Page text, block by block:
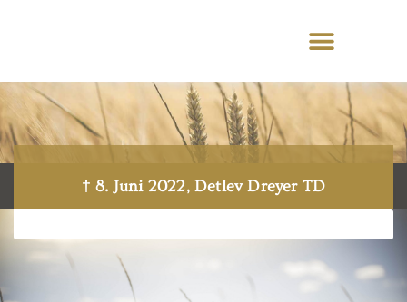
† 8. Juni 2022, Detlev Dreyer TD